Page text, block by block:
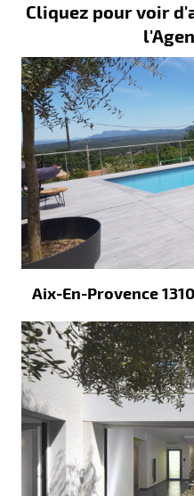
Cliquez pour voir
Aix-En-Provence